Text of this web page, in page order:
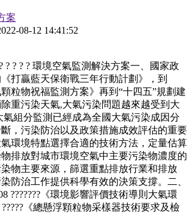
案
08-12 14:41:52
? ? ? ? ? 環境空氣監測解決方案一、國家政
打贏藍天保衛戰三年行動計劃》，到
顆粒物祝福監測方案》再到“十四五”規劃建
重污染天氣,大氣污染問題越來越受到大
氣組分監測已經成為全國大氣污染成因分
，污染防治以及政策措施成效評估的重要
環境特點選擇合適的技術方法，定量估算
排放對城市環境空氣中主要污染物濃度的
物主要來源，篩選重點排放行業和排放
防治工作提供科學有效的決策支撐。二、
???????《環境影響評價技術導則大氣環
?????《總懸浮顆粒物采樣器技術要求及檢